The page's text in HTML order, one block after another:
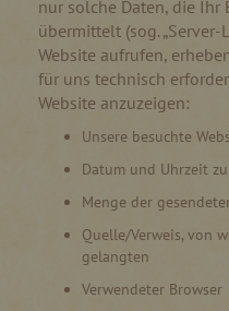
nur solche Daten, die Ihr
übermittelt (sog. „Server-
Website aufrufen,
für uns technisch
Website anzuzeigen:
Unsere besuchte
Datum und Uhrzeit
Menge der
Quelle/Verweis, von
gelangten
Verwendeter Browser